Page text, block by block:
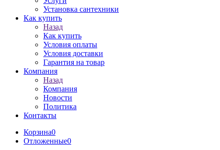
Установка сантехники
Как купить
Назад
Как купить
Условия оплаты
Условия доставки
Гарантия на товар
Компания
Назад
Компания
Новости
Политика
Контакты
Корзина0
Отложенные0